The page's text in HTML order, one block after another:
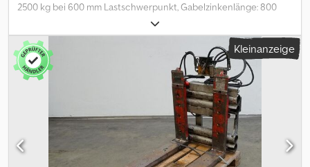
2500 kg bei 600 mm Lastschwerpunkt, Gabelzinkenlänge: 800
mm, Baubreite: 1120 mm, Öffnungsbereich: 140 - 990 mm,
Aufhängung: FEM2A, Vorbaumaß: 126 mm, Eigenschwerpunkt: 49
mm, neuwertiges Zinkenverstellgerät 2T163S mit Seitenschub
abhängig von Öffnungsbereich 140-990 mm, Baubreite 1120 mm,
FEMII, incl. Schläuche, ohne Gabelzinken, passend für
Gabelbreiten bis 125 mm, maximaler Seitenschub bei
Gabelstellung im kleinsten Öffnungsbereich, Gabelträgerbreite:
1120, Gabelzinkenlänge: 800, Lastschwerpunkt: 600,
Eigenschwerpunkt: 49 Csdpfxoxgu U Te Ab Rjrf
Kleinanzeige